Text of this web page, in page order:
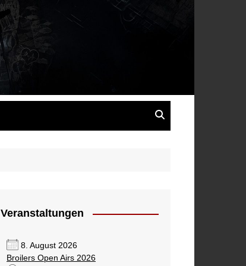
Veranstaltungen
8. August 2026
Broilers Open Airs 2026